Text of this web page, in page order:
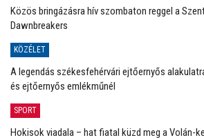
Közös bringázásra hív szombaton reggel a
Dawnbreakers
KÖZÉLET
A legendás székesfehérvári ejtőernyős
és ejtőernyős emlékműnél
SPORT
Hokisok viadala – hat fiatal küzd meg a Volán-